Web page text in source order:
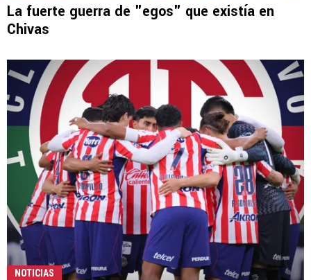
La fuerte guerra de "egos" que existía en
Chivas
NOTICIAS